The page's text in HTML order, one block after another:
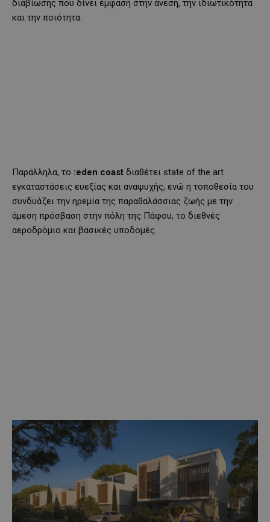
διαβίωσης που δίνει έμφαση στην άνεση, την ιδιωτικότητα
και την ποιότητα.
Παράλληλα, το :eden coast διαθέτει state of the art
εγκαταστάσεις ευεξίας και αναψυχής, ενώ η τοποθεσία του
συνδυάζει την ηρεμία της παραθαλάσσιας ζωής με την
άμεση πρόσβαση στην πόλη της Πάφου, το διεθνές
αεροδρόμιο και βασικές υποδομές.